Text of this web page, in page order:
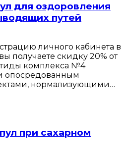
для оздоровления
путей
личного кабинета в
получаете скидку 20% от
комплекса №4
опосредованным
нормализующими…
при сахарном